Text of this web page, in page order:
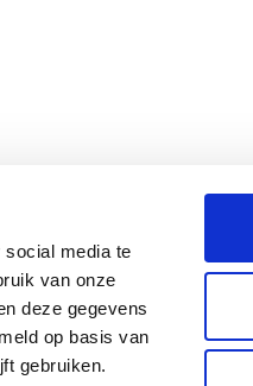
media te
van onze
deze gegevens
op basis van
gebruiken.